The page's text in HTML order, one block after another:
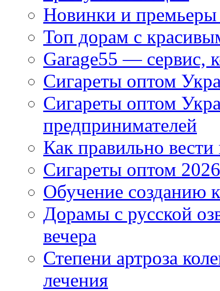
Новинки и
Топ дорам с
Garage55 — сервис,
Сигареты оптом
Сигареты оптом
предпринимателей
Как правильно
Сигареты оптом
Обучение созданию
Дорамы с русской
вечера
Степени артроза
лечения